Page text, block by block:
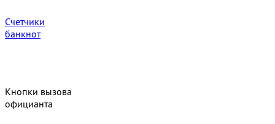
Счетчики
банкнот
Кнопки вызова
официанта